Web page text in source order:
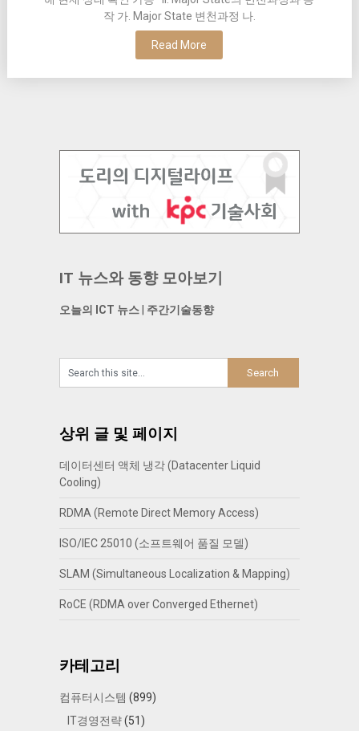
작 가. Major State 변천과정 나.
Read More
IT 뉴스와 동향 모아보기
오늘의 ICT 뉴스| 주간기술동향
상위 글 및 페이지
데이터센터 액체 냉각 (Datacenter Liquid
Cooling)
RDMA (Remote Direct Memory Access)
ISO/IEC 25010 (소프트웨어 품질 모델)
SLAM (Simultaneous Localization & Mapping)
RoCE (RDMA over Converged Ethernet)
카테고리
컴퓨터시스템 (899)
IT경영전략(51)